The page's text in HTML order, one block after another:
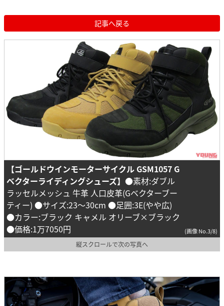
記事へ戻る
【ゴールドウインモーターサイクル GSM1057 G
ベクターライディングシューズ】 ●素材:ダブル
ラッセルメッシュ 牛革 人口皮革(Gベクターブー
ティー) ●サイズ:23～30cm ●足囲:3E(やや広)
●カラー:ブラック キャメル オリーブ×ブラック
●価格:1万7050円
(画像 No.3/8)
縦スクロールで次の写真へ